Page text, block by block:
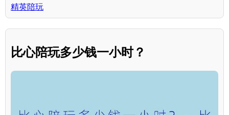
精英陪玩
比心陪玩多少钱一小时？